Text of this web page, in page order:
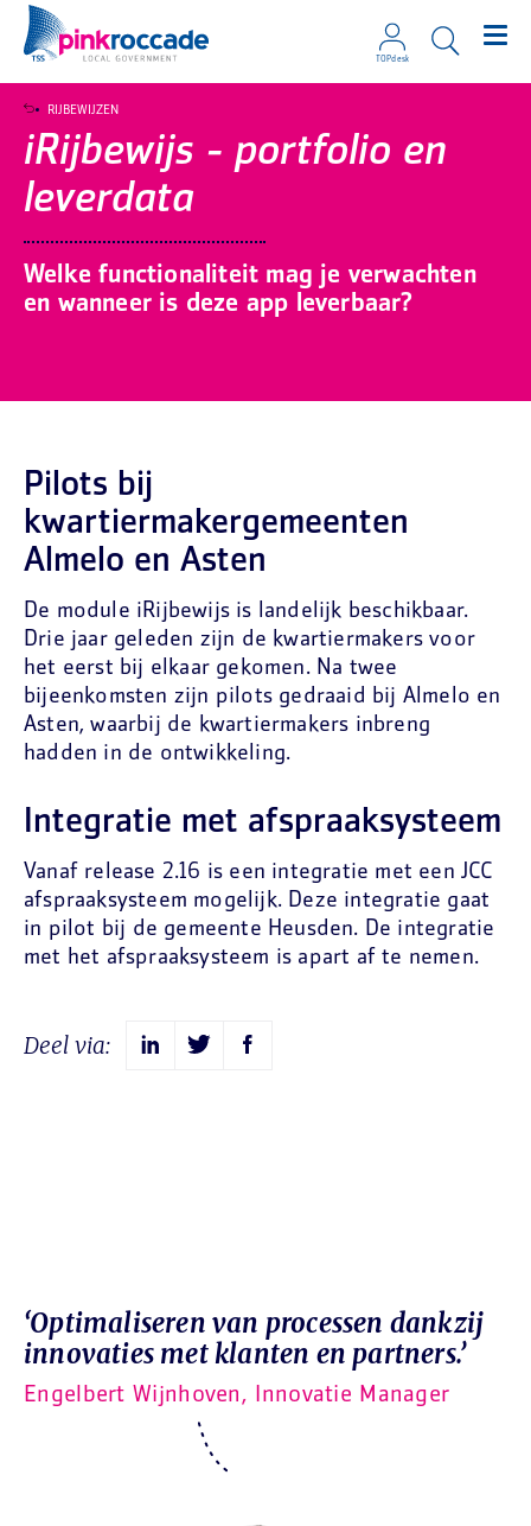
TOPdesk
iRijbewijs - portfolio en
leverdata
Welke functionaliteit mag je verwachten
en wanneer is deze app leverbaar?
RIJBEWIJZEN
Pilots bij
kwartiermakergemeenten
Almelo en Asten
De module iRijbewijs is landelijk beschikbaar.
Drie jaar geleden zijn de kwartiermakers voor
het eerst bij elkaar gekomen. Na twee
bijeenkomsten zijn pilots gedraaid bij Almelo en
Asten, waarbij de kwartiermakers inbreng
hadden in de ontwikkeling.
Integratie met afspraaksysteem
Vanaf release 2.16 is een integratie met een JCC
afspraaksysteem mogelijk. Deze integratie gaat
in pilot bij de gemeente Heusden. De integratie
met het afspraaksysteem is apart af te nemen.
Deel via:
‘Optimaliseren van processen dankzij
innovaties met klanten en partners.’
Engelbert Wijnhoven, Innovatie Manager